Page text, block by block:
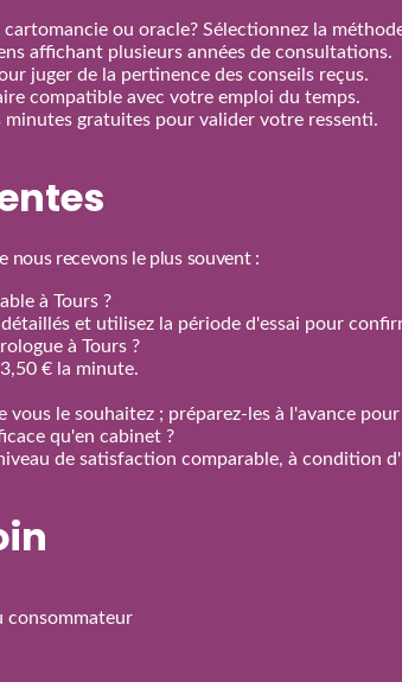
ou oracle? Sélectionnez la
affichant plusieurs années de consultations.
juger de la pertinence des conseils reçus.
compatible avec votre emploi du temps.
minutes gratuites pour valider votre ressenti.
nous recevons le plus souvent :
à Tours ?
détaillés et utilisez la période d'essai pour
à Tours ?
€ la minute.
vous le souhaitez ; préparez‑les à l'avance
qu'en cabinet ?
de satisfaction comparable, à condition
consommateur